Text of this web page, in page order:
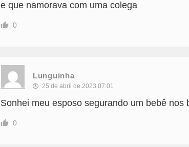
e que namorava com uma colega
0
Lunguinha
25 de abril de 2023 07:01
Sonhei meu esposo segurando um bebê nos
0